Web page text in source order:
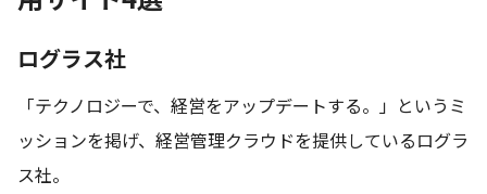
ログラス社
「テクノロジーで、経営をアップデートする。」というミ
ッションを掲げ、経営管理クラウドを提供しているログラ
ス社。